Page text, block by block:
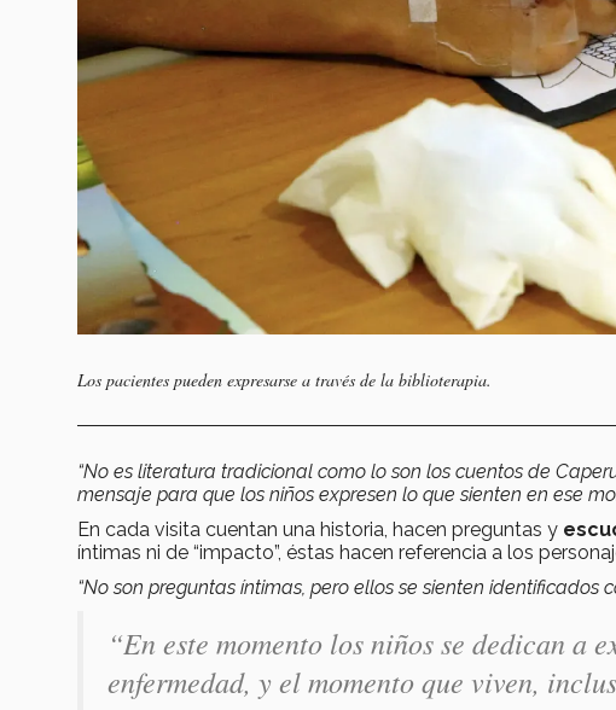
Los pacientes pueden expresarse a través de la biblioterapia.
“No es literatura tradicional como lo son los cuentos de
mensaje para que los niños expresen lo que sienten en ese
En cada visita cuentan una historia, hacen preguntas y
íntimas ni de “impacto”, éstas hacen referencia a los
“No son preguntas íntimas, pero ellos se sienten identificados
“En este momento los niños se dedican a
enfermedad, y el momento que viven,